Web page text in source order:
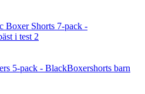
Boxer Shorts 7-pack -
i test 2
5-pack - BlackBoxershorts barn